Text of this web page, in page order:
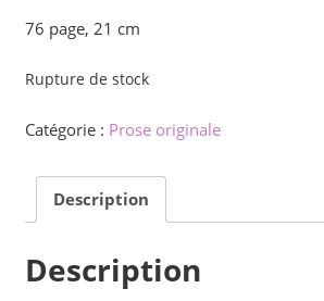
76 page, 21 cm
Rupture de stock
Catégorie : Prose originale
Description
Description